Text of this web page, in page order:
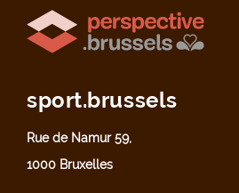
sport.brussels
Rue de Namur 59,
1000 Bruxelles